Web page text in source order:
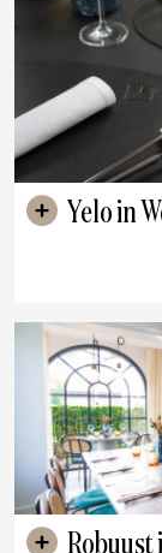
Yelo in